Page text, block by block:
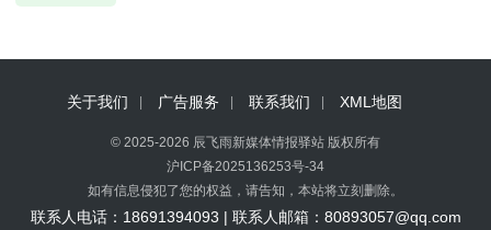
关于我们 广告服务 联系我们 XML地图
© 2025-2026 辰飞雨新媒体情报驿站 版权所有
沪ICP备2025136253号-34
如有信息侵犯了您的权益，请告知，本站将立刻删除。
联系人电话：18691394093 | 联系人邮箱：80893057@qq.com